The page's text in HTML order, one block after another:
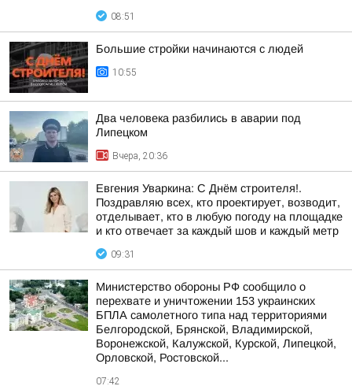
08:51
Большие стройки начинаются с людей
10:55
Два человека разбились в аварии под
Липецком
Вчера, 20:36
Евгения Уваркина: С Днём строителя!.
Поздравляю всех, кто проектирует, возводит,
отделывает, кто в любую погоду на площадке
и кто отвечает за каждый шов и каждый метр
09:31
Министерство обороны РФ сообщило о
перехвате и уничтожении 153 украинских
БПЛА самолетного типа над территориями
Белгородской, Брянской, Владимирской,
Воронежской, Калужской, Курской, Липецкой,
Орловской, Ростовской...
07:42